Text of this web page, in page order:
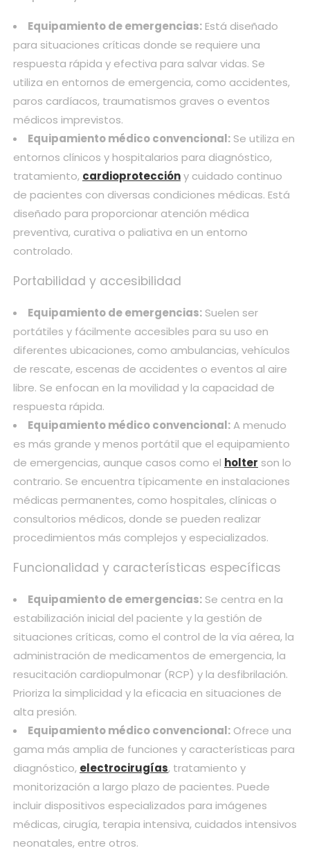
Equipamiento de emergencias:Está diseñado
para situaciones críticas donde se requiere una
respuesta rápida y efectiva para salvar vidas. Se
utiliza en entornos de emergencia, como accidentes,
paros cardíacos, traumatismos graves o eventos
médicos imprevistos.
Equipamiento médico convencional:Se utiliza en
entornos clínicos y hospitalarios para diagnóstico,
tratamiento, cardioproteccióny cuidado continuo
de pacientes con diversas condiciones médicas. Está
diseñado para proporcionar atención médica
preventiva, curativa o paliativa en un entorno
controlado.
Portabilidad y accesibilidad
Equipamiento de emergencias:Suelen ser
portátiles y fácilmente accesibles para su uso en
diferentes ubicaciones, como ambulancias, vehículos
de rescate, escenas de accidentes o eventos al aire
libre. Se enfocan en la movilidad y la capacidad de
respuesta rápida.
Equipamiento médico convencional:A menudo
es más grande y menos portátil que el equipamiento
de emergencias, aunque casos como el holter son lo
contrario. Se encuentra típicamente en instalaciones
médicas permanentes, como hospitales, clínicas o
consultorios médicos, donde se pueden realizar
procedimientos más complejos y especializados.
Funcionalidad y características específicas
Equipamiento de emergencias:Se centra en la
estabilización inicial del paciente y la gestión de
situaciones críticas, como el control de la vía aérea, la
administración de medicamentos de emergencia, la
resucitación cardiopulmonar (RCP) y la desfibrilación.
Prioriza la simplicidad y la eficacia en situaciones de
alta presión.
Equipamiento médico convencional:Ofrece una
gama más amplia de funciones y características para
diagnóstico, electrocirugías, tratamiento y
monitorización a largo plazo de pacientes. Puede
incluir dispositivos especializados para imágenes
médicas, cirugía, terapia intensiva, cuidados intensivos
neonatales, entre otros.